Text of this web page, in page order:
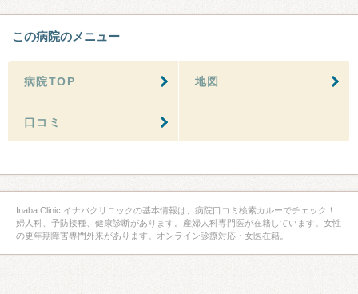
この病院のメニュー
病院TOP 地図
口コミ
Inaba Clinic イナバクリニックの基本情報は、病院口コミ検索カルーでチェック！
婦人科、予防接種、健康診断があります。産婦人科専門医が在籍しています。女性
の更年期障害専門外来があります。オンライン診療対応・女医在籍。